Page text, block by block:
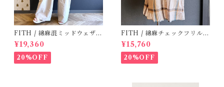
FITH / 綿麻混ミッドウェザー
サロペット(OM) / Size 1・2
¥19,360
20%OFF
FITH / 綿麻チェックフリルブ
ラウス(Be) / Size 1・2
¥15,760
20%OFF